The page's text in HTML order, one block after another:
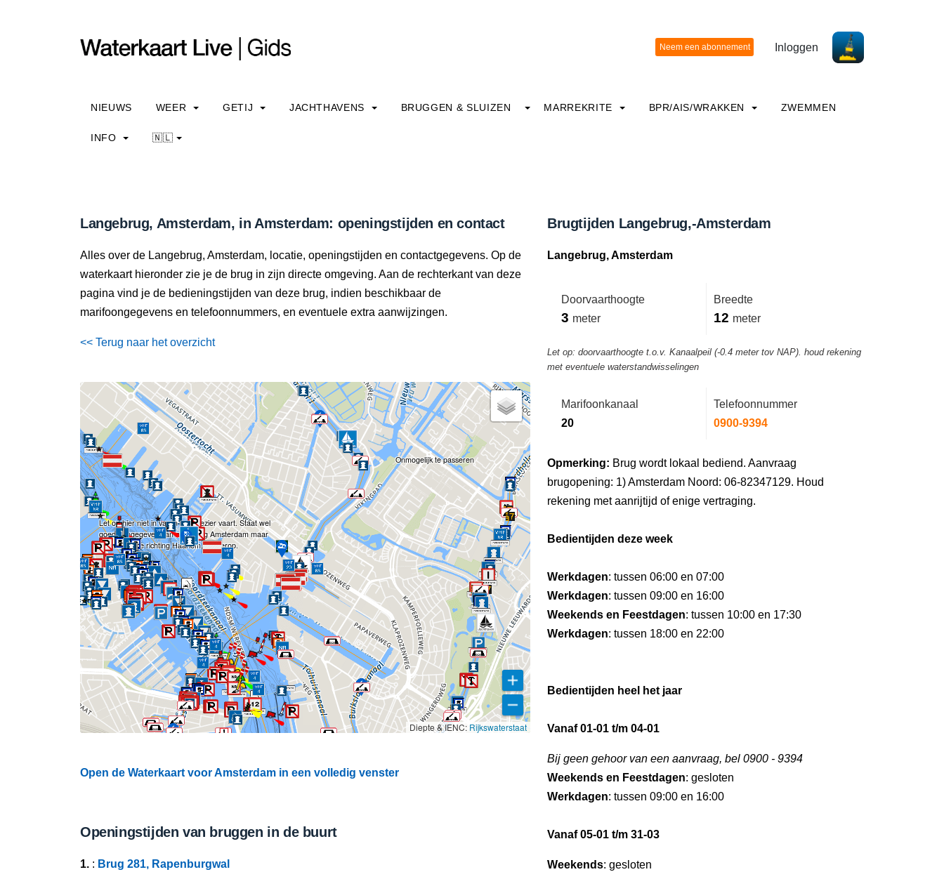
Inloggen
NIEUWS WEER GETIJ JACHTHAVENS BRUGGEN & SLUIZEN MARREKRITE BPR/AIS/WRAKKEN ZWEMMEN
INFO 🇳🇱
Langebrug, Amsterdam, in Amsterdam: openingstijden en contact
Alles over de Langebrug, Amsterdam, locatie, openingstijden en contactgegevens. Op de
waterkaart hieronder zie je de brug in zijn directe omgeving. Aan de rechterkant van deze
pagina vind je de bedieningstijden van deze brug, indien beschikbaar de
marifoongegevens en telefoonnummers, en eventuele extra aanwijzingen.
<< Terug naar het overzicht
Onmogelijk te passeren
Let op hier niet in varen met plezier vaart. Staat wel
goed aangegeven van af richting Amsterdam maar
niet van af de richting Haarlem, let hierop.
Diepte & IENC: Rijkswaterstaat
Open de Waterkaart voor Amsterdam in een volledig venster
Openingstijden van bruggen in de buurt
1. : Brug 281, Rapenburgwal
Brugtijden Langebrug,-Amsterdam
Langebrug, Amsterdam
Doorvaarthoogte
3 meter
Breedte
12 meter
Let op: doorvaarthoogte t.o.v. Kanaalpeil (-0.4 meter tov NAP). houd rekening
met eventuele waterstandwisselingen
Marifoonkanaal
20
Telefoonnummer
0900-9394
Opmerking: Brug wordt lokaal bediend. Aanvraag
brugopening: 1) Amsterdam Noord: 06-82347129. Houd
rekening met aanrijtijd of enige vertraging.
Bedientijden deze week
Werkdagen: tussen 06:00 en 07:00
Werkdagen: tussen 09:00 en 16:00
Weekends en Feestdagen: tussen 10:00 en 17:30
Werkdagen: tussen 18:00 en 22:00
Bedientijden heel het jaar
Vanaf 01-01 t/m 04-01
Bij geen gehoor van een aanvraag, bel 0900 - 9394
Weekends en Feestdagen: gesloten
Werkdagen: tussen 09:00 en 16:00
Vanaf 05-01 t/m 31-03
Weekends: gesloten